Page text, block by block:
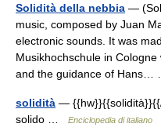
Solidità della nebbia —
music, composed by Juan
electronic sounds. It was
Musikhochschule in
and the guidance of
solidità —
solido …
Enciclopedia di italiano